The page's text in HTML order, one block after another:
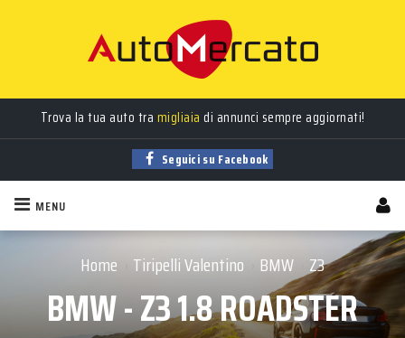
Autonuove, usate, akm 0eaziendaliin vendita!
Trova la tua auto tramigliaiadi annunci sempre aggiornati!
Seguici su Facebook
MENU
Home Tiripelli Valentino BMW Z3
BMW - Z3 1.8 ROADSTER